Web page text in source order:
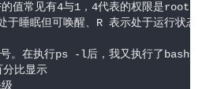
的值常见有4与1，4代表的权限是root
于睡眠但可唤醒、R 表示处于运行状
。在执行ps -l后，我又执行了bash
分比显示